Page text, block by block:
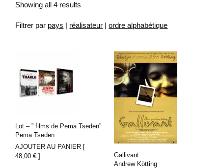
Showing all 4 results
Filtrer par pays | réalisateur |ordre alphabétique
Lot – ” films de Pema Tseden”
Pema Tseden
AJOUTER AU PANIER [
48,00€ ]
Gallivant
Andrew Kötting